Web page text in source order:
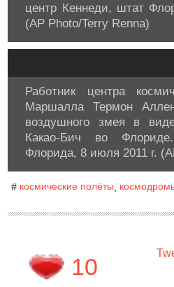
центр Кеннеди, штат
(AP Photo/Terry Renna)
Работник центра
Маршалла Термон
воздушного змея в
Какао-Бич во
Флорида, 8 июля 2011 г.
# космические полёты
10